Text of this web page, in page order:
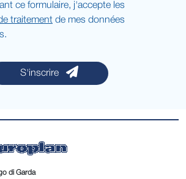
ce formulaire, j'accepte les
traitement de mes données
S'inscrire
di Garda